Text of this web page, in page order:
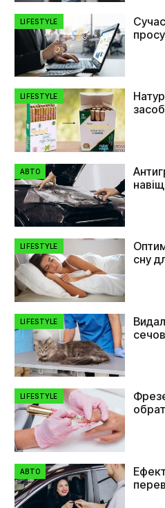
LIFESTYLE
LIFESTYLE
АВТО
LIFESTYLE
сну
LIFESTYLE
LIFESTYLE
АВТО